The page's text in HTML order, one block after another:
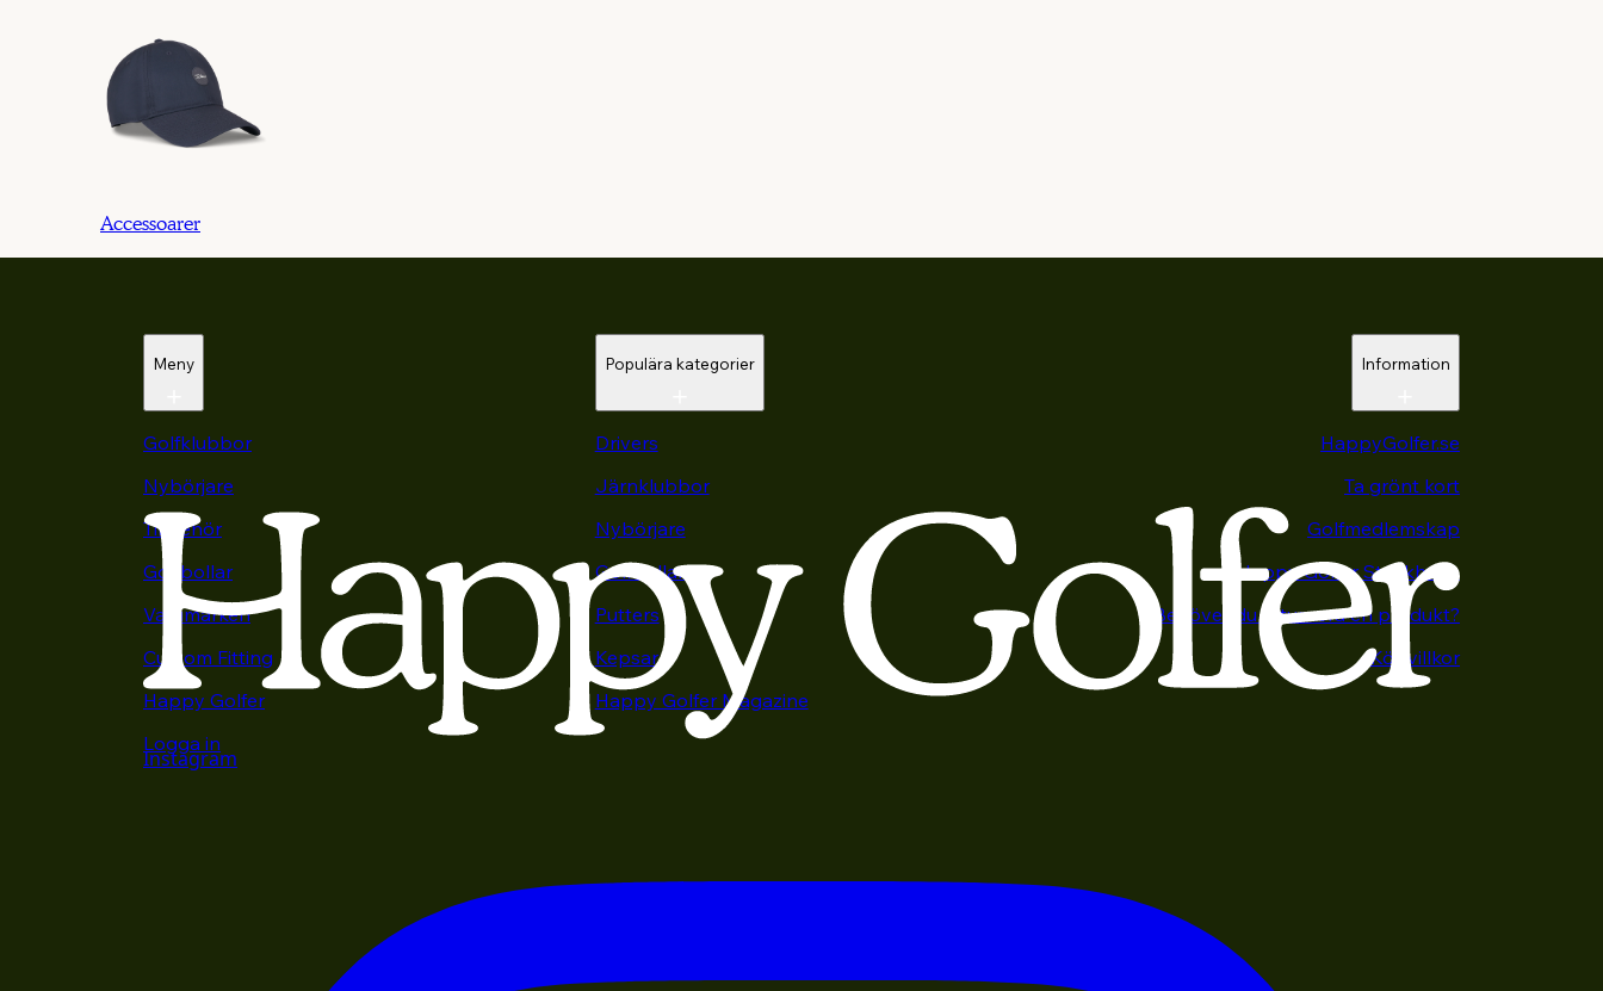
Accessoarer
Meny
Golfklubbor
Nybörjare
Tillbehör
Golfbollar
Varumärken
Custom Fitting
Happy Golfer
Logga in
Populära kategorier
Drivers
Järnklubbor
Nybörjare
Golfbollar
Putters
Kepsar
Happy Golfer Magazine
Information
HappyGolfer.se
Ta grönt kort
Golfmedlemskap
Happy Golfer Stockholm
Behöver du returnera en produkt?
Köpvillkor
Instagram